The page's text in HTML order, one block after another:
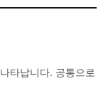
타납니다. 공통으로